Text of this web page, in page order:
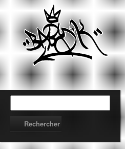
__gaTracker('require',